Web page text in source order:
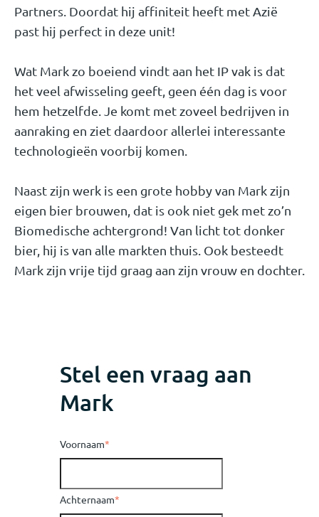
Partners. Doordat hij affiniteit heeft met Azië
past hij perfect in deze unit!
Wat Mark zo boeiend vindt aan het IP vak is dat
het veel afwisseling geeft, geen één dag is voor
hem hetzelfde. Je komt met zoveel bedrijven in
aanraking en ziet daardoor allerlei interessante
technologieën voorbij komen.
Naast zijn werk is een grote hobby van Mark zijn
eigen bier brouwen, dat is ook niet gek met zo’n
Biomedische achtergrond! Van licht tot donker
bier, hij is van alle markten thuis. Ook besteedt
Mark zijn vrije tijd graag aan zijn vrouw en dochter.
Stel een vraag aan
Mark
Voornaam*
Achternaam*